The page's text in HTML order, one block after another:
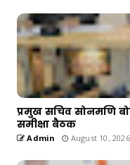
प्रमुख सचिव सोनमणि
समीक्षा बैठक
Admin August 10, 2026